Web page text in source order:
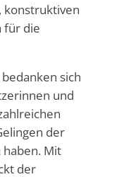
konstruktiven
für die
sich
und
der
Mit
der